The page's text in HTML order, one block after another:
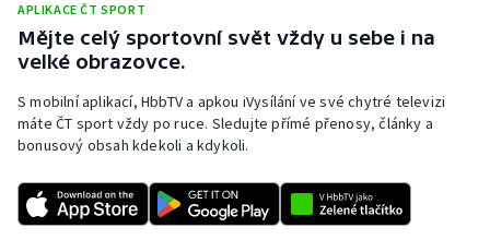
Rychlobruslení
Short track
Sportovní střelba
APLIKACE ČT SPORT
Mějte celý sportovní svět vždy u sebe i na
velké obrazovce.
S mobilní aplikací, HbbTV a apkou iVysílání ve své chytré televizi
máte ČT sport vždy po ruce. Sledujte přímé přenosy, články a
bonusový obsah kdekoli a kdykoli.